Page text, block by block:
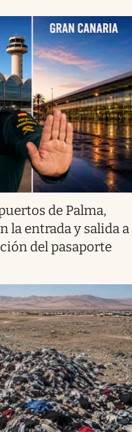
de Palma,
la entrada y salida a
del pasaporte